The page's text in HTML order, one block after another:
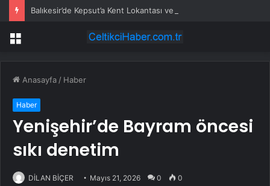
Balıkesir’de Kepsut’a Kent Lokantası ve altyapı desteği
Menü
Anasayfa / Haber
Haber
Yenişehir’de Bayram öncesi
sıkı denetim
DİLAN BİÇER Mayıs 21, 2026 0 0